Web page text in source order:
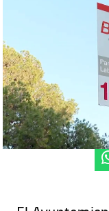
Girona borra
Elena Basanta
Publicado:28 de